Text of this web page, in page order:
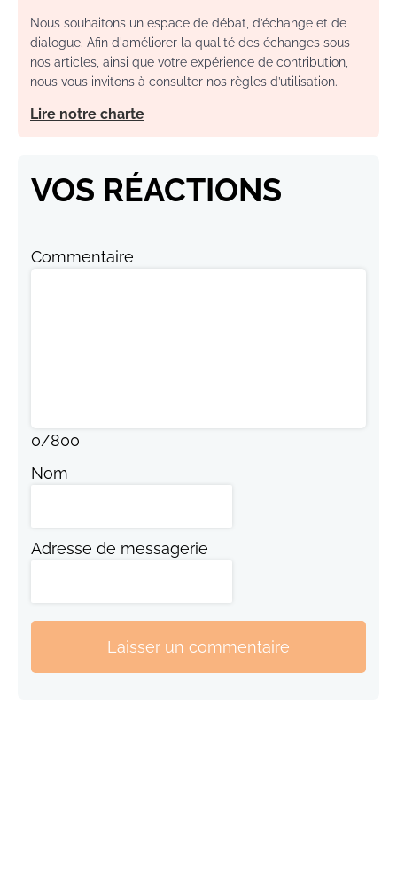
Nous souhaitons un espace de débat, d’échange et de
dialogue. Afin d'améliorer la qualité des échanges sous
nos articles, ainsi que votre expérience de contribution,
nous vous invitons à consulter nos règles d’utilisation.
Lire notre charte
VOS RÉACTIONS
Commentaire
0/800
Nom
Adresse de messagerie
Laisser un commentaire